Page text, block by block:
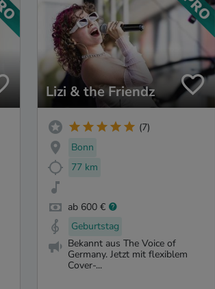
Lizi & the Friendz
(7)
Bonn
77 km
ab 600 €
Geburtstag
Bekannt aus The Voice of
Germany. Jetzt mit flexiblem
Cover-...